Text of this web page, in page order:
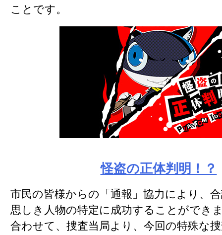
ことです。
怪盗の正体判明！？
市民の皆様からの「通報」協力により、
思しき人物の特定に成功することができ
合わせて、捜査当局より、今回の特殊な